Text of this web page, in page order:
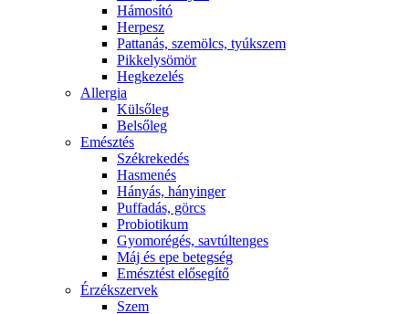
Hámosító
Herpesz
Pattanás, szemölcs, tyúkszem
Pikkelysömör
Hegkezelés
Allergia
Külsőleg
Belsőleg
Emésztés
Székrekedés
Hasmenés
Hányás, hányinger
Puffadás, görcs
Probiotikum
Gyomorégés, savtúltenges
Máj és epe betegség
Emésztést elősegítő
Érzékszervek
Szem